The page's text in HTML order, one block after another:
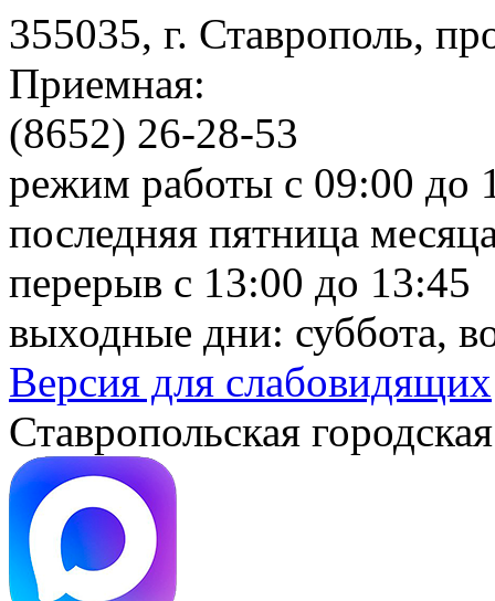
355035, г. Ставрополь,
Приемная:
(8652) 26-28-53
режим работы с 09:00 до
последняя пятница
перерыв с 13:00 до 13:45
выходные дни: суббота,
Версия для слабовидящих
Ставропольская